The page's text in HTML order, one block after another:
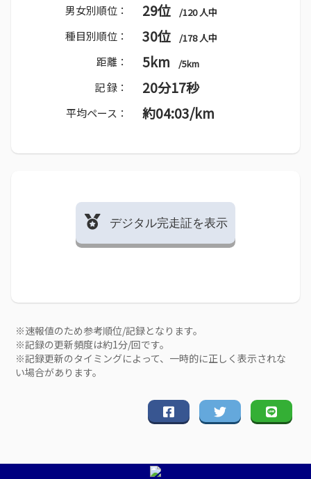
男女別順位： 29位 /120 人中
種目別順位： 30位 /178 人中
距離： 5km /5km
記 録： 20分17秒
平均ペース： 約04:03/km
デジタル完走証を表示
※速報値のため参考順位/記録となります。
※記録の更新頻度は約1分/回です。
※記録更新のタイミングによって、一時的に正しく表示されな
い場合があります。